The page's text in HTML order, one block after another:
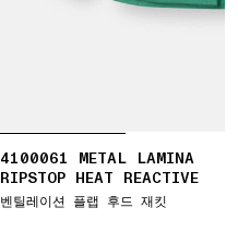
4100061 METAL LAMINA
RIPSTOP HEAT REACTIVE
벤틸레이션 플랩 후드 재킷